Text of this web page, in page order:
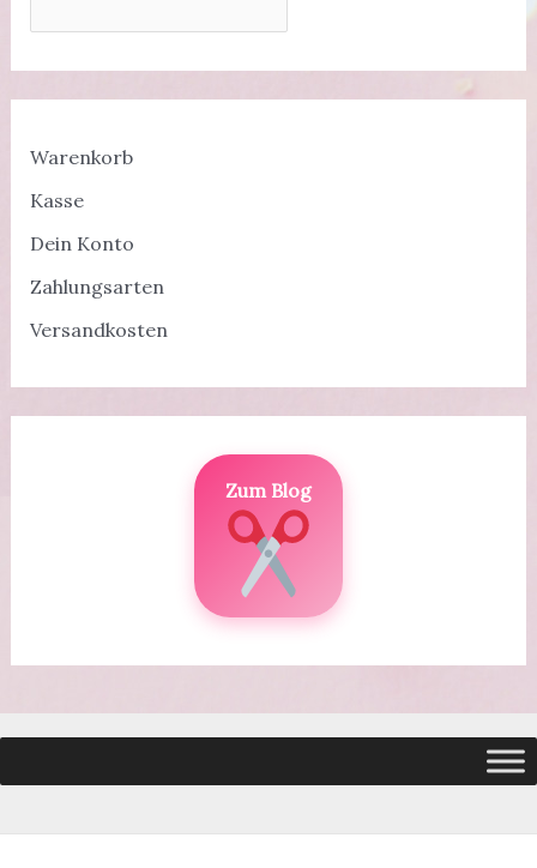
Warenkorb
Kasse
Dein Konto
Zahlungsarten
Versandkosten
Zum Blog